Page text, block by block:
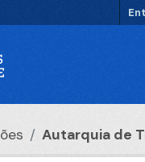
Autarquia de